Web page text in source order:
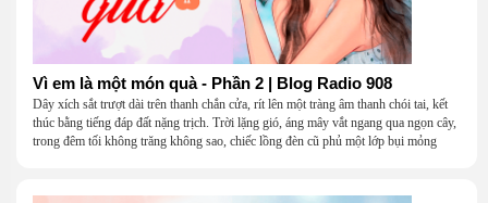
Vì em là một món quà - Phần 2 | Blog Radio 908
Dây xích sắt trượt dài trên thanh chắn cửa, rít lên một tràng âm thanh chói tai, kết
thúc bằng tiếng đáp đất nặng trịch. Trời lặng gió, áng mây vắt ngang qua ngọn cây,
trong đêm tối không trăng không sao, chiếc lồng đèn cũ phủ một lớp bụi mỏng